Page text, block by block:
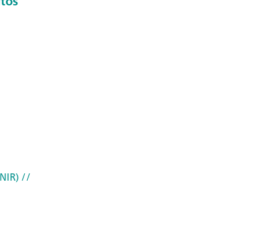
//